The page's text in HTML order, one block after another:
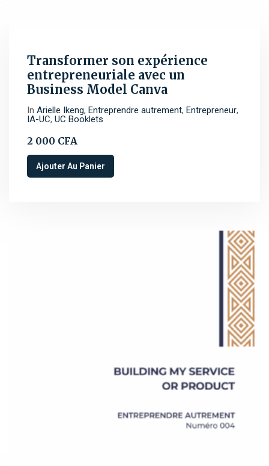
Transformer son expérience
entrepreneuriale avec un
Business Model Canva
In Arielle Ikeng, Entreprendre autrement, Entrepreneur,
IA-UC, UC Booklets
2 000 CFA
Ajouter Au Panier